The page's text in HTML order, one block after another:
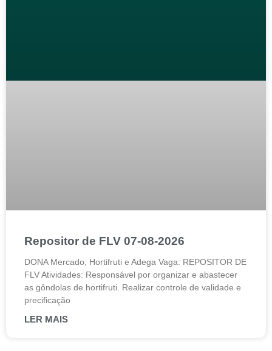
Repositor de FLV 07-08-2026
DONA Mercado, Hortifruti e Adega Vaga: REPOSITOR DE
FLV Atividades: Responsável por organizar e abastecer
as gôndolas de hortifruti. Realizar controle de validade e
precificação
LER MAIS